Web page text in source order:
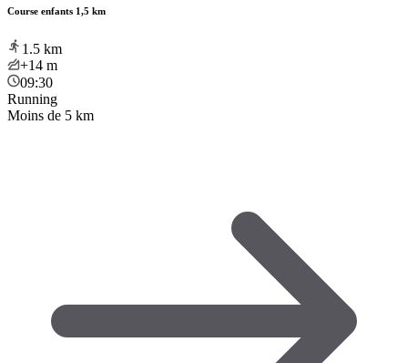
Course enfants 1,5 km
1.5 km
+14 m
09:30
Running
Moins de 5 km